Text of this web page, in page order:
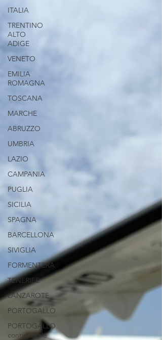
ITALIA
TRENTINO
ALTO
ADIGE
VENETO
EMILIA
ROMAGNA
TOSCANA
MARCHE
ABRUZZO
UMBRIA
LAZIO
CAMPANIA
PUGLIA
SICILIA
SPAGNA
BARCELLONA
SIVIGLIA
FORMENTERA
TENERIFE
LANZAROTE
PORTOGALLO
PORTOGALLO
continentale